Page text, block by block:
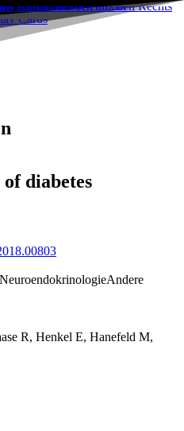
diabetes
Andere
R, Henkel E, Hanefeld M,